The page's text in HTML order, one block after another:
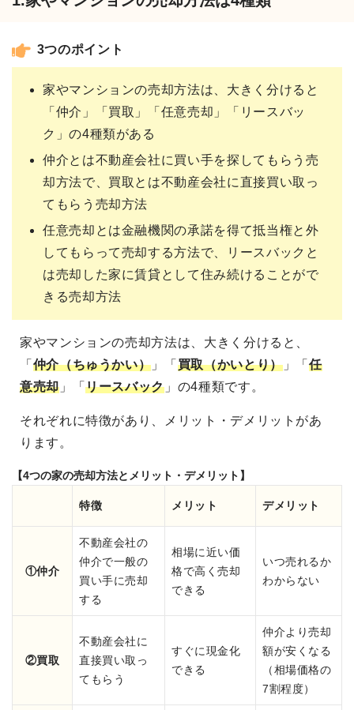
3つのポイント
家やマンションの売却方法は、大きく分けると
「仲介」「買取」「任意売却」「リースバッ
ク」の4種類がある
仲介とは不動産会社に買い手を探してもらう売
却方法で、買取とは不動産会社に直接買い取っ
てもらう売却方法
任意売却とは金融機関の承諾を得て抵当権と外
してもらって売却する方法で、リースバックと
は売却した家に賃貸として住み続けることがで
きる売却方法
家やマンションの売却方法は、大きく分けると、
「 仲介（ちゅうかい） 」「 買取（かいとり）」「任
意売却」「リースバック 」の4種類です。
それぞれに特徴があり、メリット・デメリットがあ
ります。
【4つの家の売却方法とメリット・デメリット】
特徴 メリット デメリット
①仲介
不動産会社の
仲介で一般の
買い手に売却
する
相場に近い価
格で高く売却
できる
いつ売れるか
わからない
②買取
不動産会社に
直接買い取っ
てもらう
すぐに現金化
できる
仲介より売却
額が安くなる
（相場価格の
7割程度）